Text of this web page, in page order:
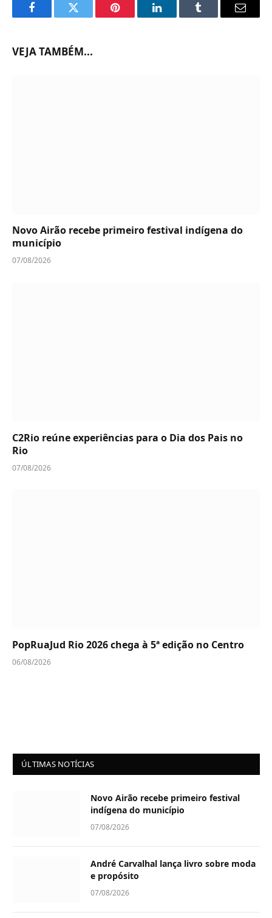
FacebookTwitter Pinterest LinkedInTumblr Email
VEJA TAMBÉM...
Novo Airão recebe primeiro festival indígena do
município
07/08/2026
C2Rio reúne experiências para o Dia dos Pais no
Rio
07/08/2026
PopRuaJud Rio 2026 chega à 5ª edição no Centro
06/08/2026
ÚLTIMAS NOTÍCIAS
Novo Airão recebe primeiro festival
indígena do município
07/08/2026
André Carvalhal lança livro sobre moda
e propósito
07/08/2026